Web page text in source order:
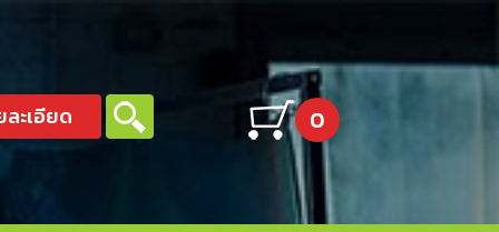
ะเอียด 0